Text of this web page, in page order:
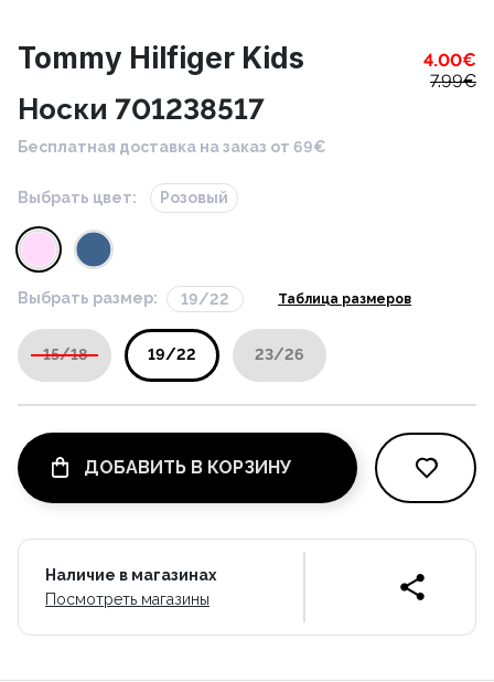
Tommy Hilfiger Kids 4.00€
7.99€
Носки 701238517
Бесплатная доставка на заказ от 69€
Выбрать цвет: Розовый
Выбрать размер: 19/22 Таблица размеров
15/18 19/22 23/26
ДОБАВИТЬ В КОРЗИНУ
Наличие в магазинах
Посмотреть магазины